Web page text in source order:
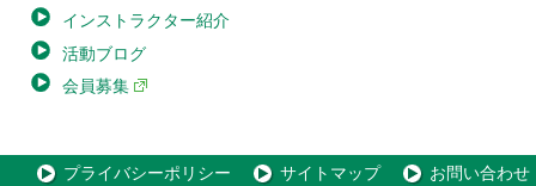
インストラクター紹介
活動ブログ
会員募集
プライバシーポリシー サイトマップ
お問い合わせ